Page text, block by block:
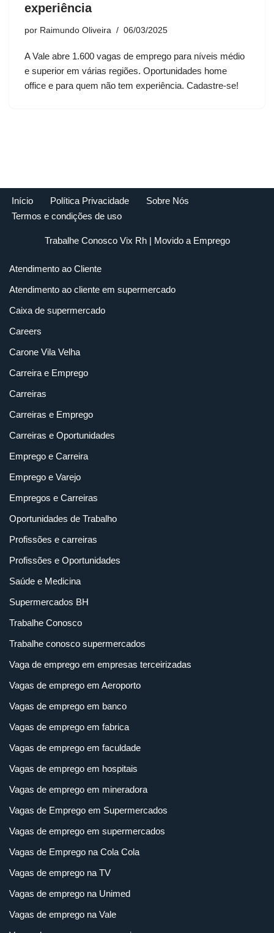
experiência
por Raimundo Oliveira 06/03/2025
A Vale abre 1.600 vagas de emprego para níveis médio
e superior em várias regiões. Oportunidades home
office e para quem não tem experiência. Cadastre-se!
Início Política Privacidade
Sobre Nós
Termos e condições de uso
Trabalhe Conosco Vix Rh| Movido a Emprego
Atendimento ao Cliente
Atendimento ao cliente em supermercado
Caixa de supermercado
Careers
Carone Vila Velha
Carreira e Emprego
Carreiras
Carreiras e Emprego
Carreiras e Oportunidades
Emprego e Carreira
Emprego e Varejo
Empregos e Carreiras
Oportunidades de Trabalho
Profissões e carreiras
Profissões e Oportunidades
Saúde e Medicina
Supermercados BH
Trabalhe Conosco
Trabalhe conosco supermercados
Vaga de emprego em empresas terceirizadas
Vagas de emprego em Aeroporto
Vagas de emprego em banco
Vagas de emprego em fabrica
Vagas de emprego em faculdade
Vagas de emprego em hospitais
Vagas de emprego em mineradora
Vagas de Emprego em Supermercados
Vagas de emprego em supermercados
Vagas de Emprego na Cola Cola
Vagas de emprego na TV
Vagas de emprego na Unimed
Vagas de emprego na Vale